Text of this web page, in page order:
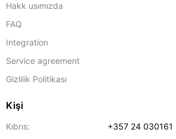
Hakk usımızda
FAQ
Integration
Service agreement
Gizlilik Politikası
Kişi
Kıbrıs:
+357 24 030161